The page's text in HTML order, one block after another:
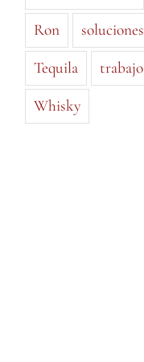
Ron
soluciones
Tequila
trabajo
Whisky